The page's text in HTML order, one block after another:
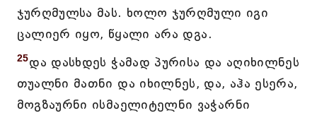
ჯურღმულსა მას. ხოლო ჯურღმული იგი
ცალიერ იყო, წყალი არა დგა.
25და დასხდეს ჭამად პურისა და აღიხილნეს
თუალნი მათნი და იხილნეს, და, აჰა ესერა,
მოგზაურნი ისმაელიტელნი ვაჭარნი